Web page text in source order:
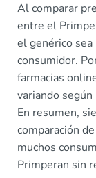
Al comparar
entre el
el genérico sea
consumidor.
farmacias
variando
En resumen,
comparación
muchos
Primperan sin